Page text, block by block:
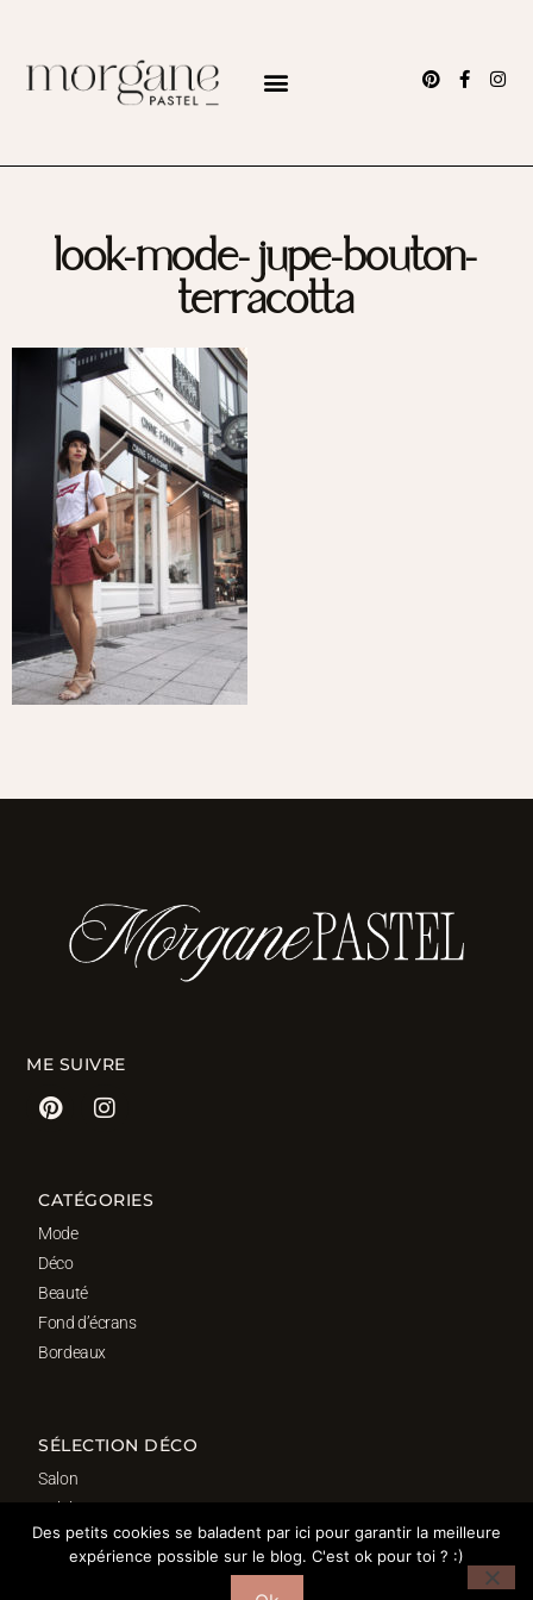
look-mode-jupe-bouton-
terracotta
ME SUIVRE
CATÉGORIES
Mode
Déco
Beauté
Fond d’écrans
Bordeaux
SÉLECTION DÉCO
Salon
Cuisine
Salle de bain
Chambre
Des petits cookies se baladent par ici pour garantir la meilleure
expérience possible sur le blog. C'est ok pour toi ? :)